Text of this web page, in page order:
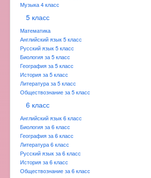
Музыка 4 класс
5 класс
Математика
Английский язык 5 класс
Русский язык 5 класс
Биология за 5 класс
География за 5 класс
История за 5 класс
Литература за 5 класс
Обществознание за 5 класс
6 класс
Английский язык 6 класс
Биология за 6 класс
География за 6 класс
Литература 6 класс
Русский язык за 6 класс
История за 6 класс
Обществознание за 6 класс